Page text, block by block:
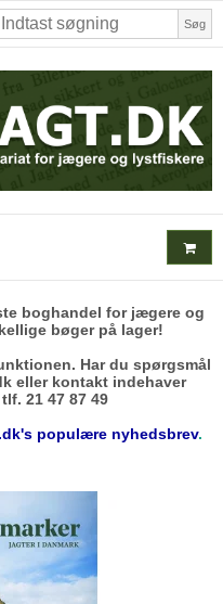
Søg
boghandel for jægere og
bøger på lager!
Har du spørgsmål
eller kontakt indehaver
21 47 87 49
populære nyhedsbrev.